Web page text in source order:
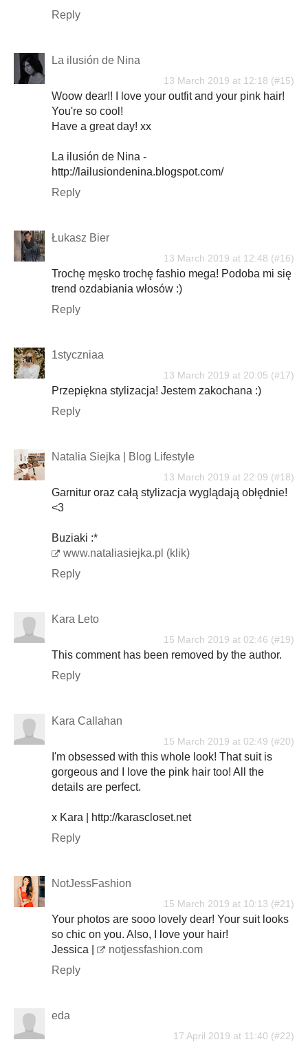
Reply
La ilusión de Nina
13 March 2019 at 12:18
Woow dear!! I love your outfit and your pink hair!
You're so cool!
Have a great day! xx
La ilusión de Nina -
http://lailusiondenina.blogspot.com/
Reply
Łukasz Bier
13 March 2019 at 12:48
Trochę męsko trochę fashio mega! Podoba mi się
trend ozdabiania włosów :)
Reply
1styczniaa
13 March 2019 at 20:05
Przepiękna stylizacja! Jestem zakochana :)
Reply
Natalia Siejka | Blog Lifestyle
13 March 2019 at 22:09
Garnitur oraz całą stylizacja wyglądają obłędnie!
<3
Buziaki :*
www.nataliasiejka.pl (klik)
Reply
Kara Leto
15 March 2019 at 02:46
This comment has been removed by the author.
Reply
Kara Callahan
15 March 2019 at 02:49
I'm obsessed with this whole look! That suit is
gorgeous and I love the pink hair too! All the
details are perfect.
x Kara | http://karascloset.net
Reply
NotJessFashion
15 March 2019 at 10:13
Your photos are sooo lovely dear! Your suit looks
so chic on you. Also, I love your hair!
Jessica |
notjessfashion.com
Reply
eda
17 April 2019 at 11:40